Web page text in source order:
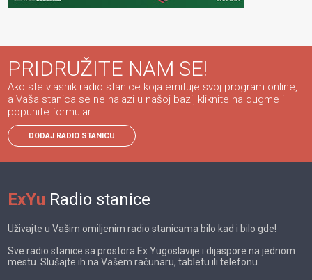
PRIDRUŽITE NAM SE!
Ako ste vlasnik radio stanice koja emituje svoj program online,
a Vaša stanica se ne nalazi u našoj bazi, kliknite na dugme i
popunite formular.
DODAJ RADIO STANICU
ExYu Radio stanice
Uživajte u Vašim omiljenim radio stanicama bilo kad i bilo gde!
Sve radio stanice sa prostora Ex Yugoslavije i dijaspore na jednom
mestu. Slušajte ih na Vašem računaru, tabletu ili telefonu.